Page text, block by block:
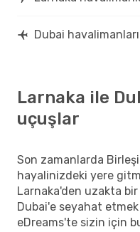
Dubai havalimanları
Larnaka ile
uçuşlar
Son zamanlarda
hayalinizdeki yere
Larnaka'den uzakta
Dubai'e seyahat
eDreams'te sizin için